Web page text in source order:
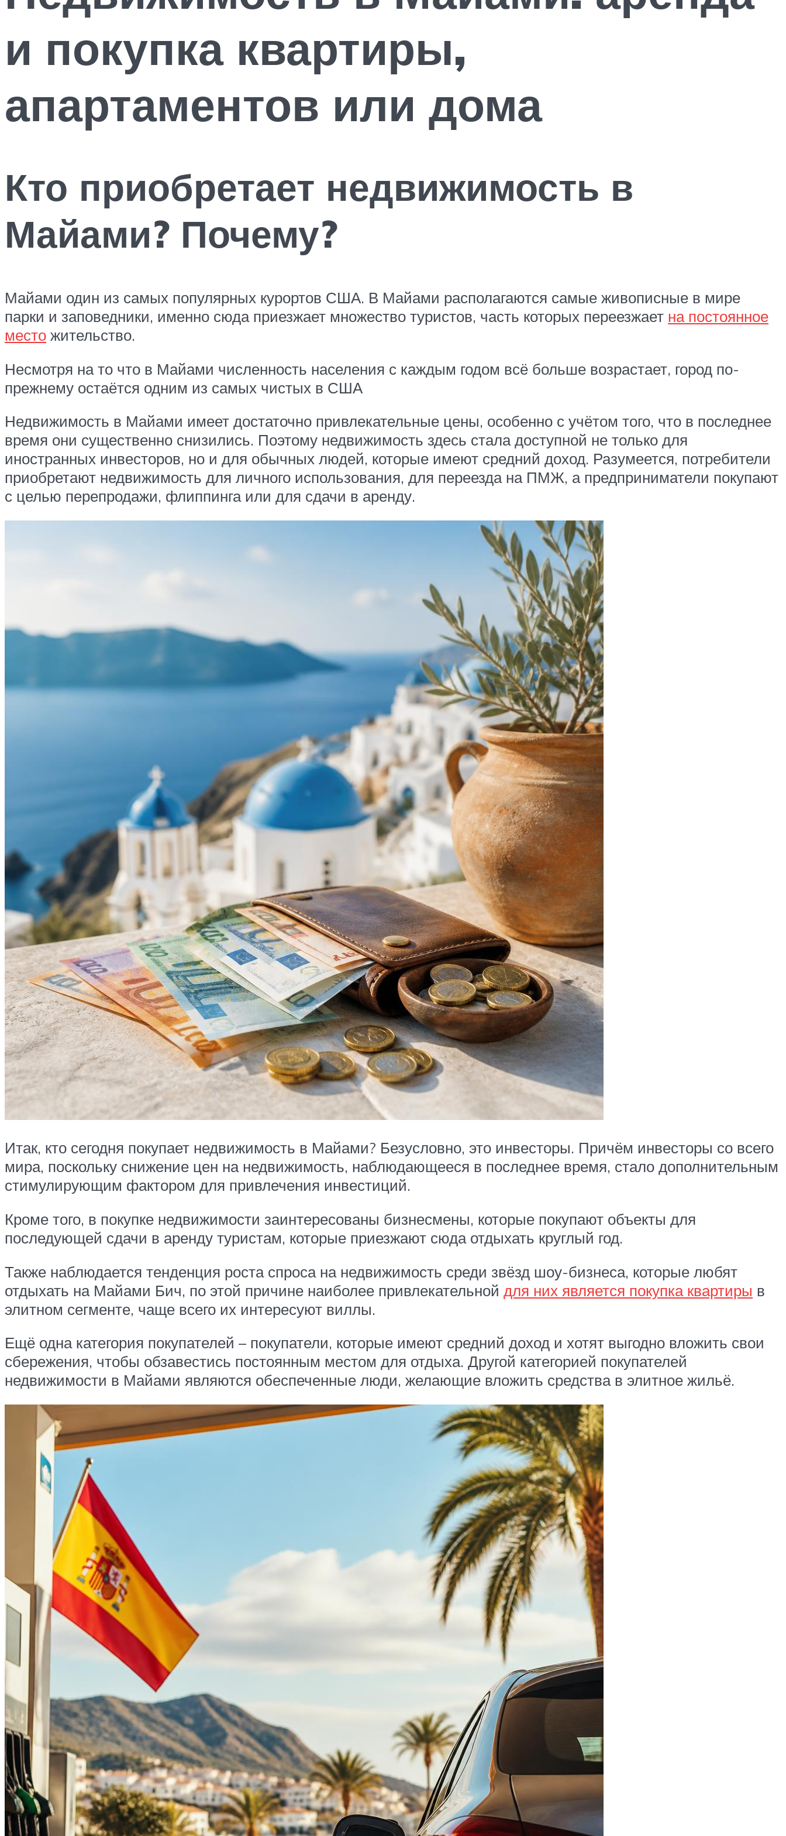
и покупка квартиры,
апартаментов или дома
Кто приобретает недвижимость в
Майами? Почему?
Майами один из самых популярных курортов США. В Майами располагаются самые живописные в мире
парки и заповедники, именно сюда приезжает множество туристов, часть которых переезжает на постоянное
место жительство.
Несмотря на то что в Майами численность населения с каждым годом всё больше возрастает, город по-
прежнему остаётся одним из самых чистых в США
Недвижимость в Майами имеет достаточно привлекательные цены, особенно с учётом того, что в последнее
время они существенно снизились. Поэтому недвижимость здесь стала доступной не только для
иностранных инвесторов, но и для обычных людей, которые имеют средний доход. Разумеется, потребители
приобретают недвижимость для личного использования, для переезда на ПМЖ, а предприниматели покупают
с целью перепродажи, флиппинга или для сдачи в аренду.
Итак, кто сегодня покупает недвижимость в Майами? Безусловно, это инвесторы. Причём инвесторы со всего
мира, поскольку снижение цен на недвижимость, наблюдающееся в последнее время, стало дополнительным
стимулирующим фактором для привлечения инвестиций.
Кроме того, в покупке недвижимости заинтересованы бизнесмены, которые покупают объекты для
последующей сдачи в аренду туристам, которые приезжают сюда отдыхать круглый год.
Также наблюдается тенденция роста спроса на недвижимость среди звёзд шоу-бизнеса, которые любят
отдыхать на Майами Бич, по этой причине наиболее привлекательной для них является покупка квартиры в
элитном сегменте, чаще всего их интересуют виллы.
Ещё одна категория покупателей – покупатели, которые имеют средний доход и хотят выгодно вложить свои
сбережения, чтобы обзавестись постоянным местом для отдыха. Другой категорией покупателей
недвижимости в Майами являются обеспеченные люди, желающие вложить средства в элитное жильё.